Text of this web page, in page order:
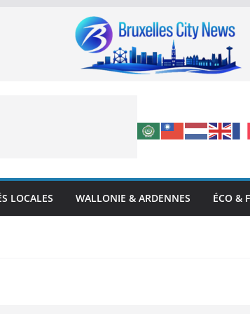
LOCALES WALLONIE & ARDENNES ÉCO &